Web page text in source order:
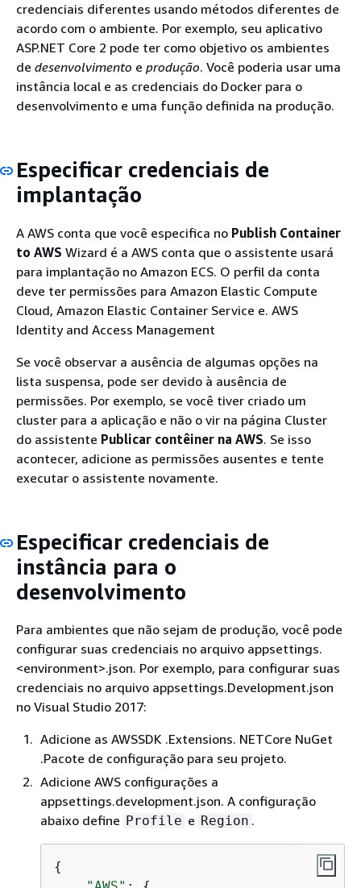
credenciais diferentes usando métodos diferentes de
acordo com o ambiente. Por exemplo, seu aplicativo
ASP.NET Core 2 pode ter como objetivo os ambientes
de desenvolvimento e produção. Você poderia usar uma
instância local e as credenciais do Docker para o
desenvolvimento e uma função definida na produção.
Especificar credenciais de
implantação
A AWS conta que você especifica no Publish Container
to AWS Wizard é a AWS conta que o assistente usará
para implantação no Amazon ECS. O perfil da conta
deve ter permissões para Amazon Elastic Compute
Cloud, Amazon Elastic Container Service e. AWS
Identity and Access Management
Se você observar a ausência de algumas opções na
lista suspensa, pode ser devido à ausência de
permissões. Por exemplo, se você tiver criado um
cluster para a aplicação e não o vir na página Cluster
do assistente Publicar contêiner na AWS. Se isso
acontecer, adicione as permissões ausentes e tente
executar o assistente novamente.
Especificar credenciais de
instância para o
desenvolvimento
Para ambientes que não sejam de produção, você pode
configurar suas credenciais no arquivo appsettings.
<environment>.json. Por exemplo, para configurar suas
credenciais no arquivo appsettings.Development.json
no Visual Studio 2017:
Adicione as AWSSDK .Extensions. NETCore NuGet
.Pacote de configuração para seu projeto.
Adicione AWS configurações a
appsettings.development.json. A configuração
abaixo define Profile e Region .
{